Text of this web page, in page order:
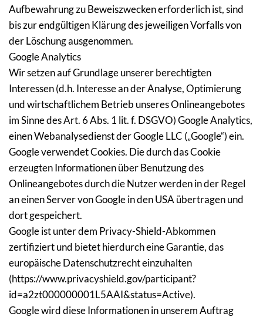
Aufbewahrung zu Beweiszwecken erforderlich ist, sind
bis zur endgültigen Klärung des jeweiligen Vorfalls von
der Löschung ausgenommen.
Google Analytics
Wir setzen auf Grundlage unserer berechtigten
Interessen (d.h. Interesse an der Analyse, Optimierung
und wirtschaftlichem Betrieb unseres Onlineangebotes
im Sinne des Art. 6 Abs. 1 lit. f. DSGVO) Google Analytics,
einen Webanalysedienst der Google LLC („Google“) ein.
Google verwendet Cookies. Die durch das Cookie
erzeugten Informationen über Benutzung des
Onlineangebotes durch die Nutzer werden in der Regel
an einen Server von Google in den USA übertragen und
dort gespeichert.
Google ist unter dem Privacy-Shield-Abkommen
zertifiziert und bietet hierdurch eine Garantie, das
europäische Datenschutzrecht einzuhalten
(https://www.privacyshield.gov/participant?
id=a2zt000000001L5AAI&status=Active).
Google wird diese Informationen in unserem Auftrag